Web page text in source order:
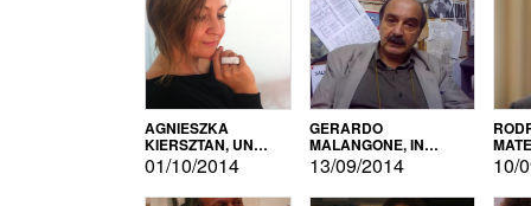
AGNIESZKA
KIERSZTAN, UN
MODELLO DI
AUTOPRODUZIONE
01/10/2014
GERARDO
MALANGONE, IN
GIURIA PER IL
CONCORSO
LETTERARIO
13/09/2014 10/